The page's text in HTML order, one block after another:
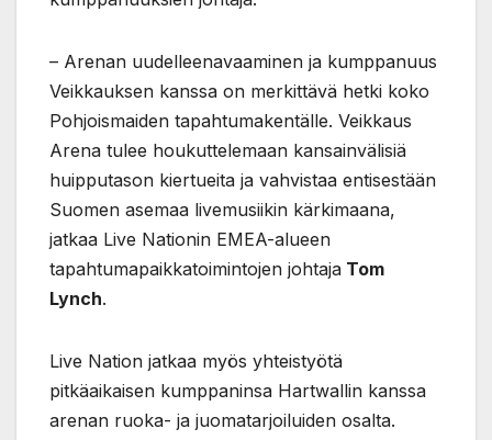
– Arenan uudelleenavaaminen ja kumppanuus
Veikkauksen kanssa on merkittävä hetki koko
Pohjoismaiden tapahtumakentälle. Veikkaus
Arena tulee houkuttelemaan kansainvälisiä
huipputason kiertueita ja vahvistaa entisestään
Suomen asemaa livemusiikin kärkimaana,
jatkaa Live Nationin EMEA-alueen
tapahtumapaikkatoimintojen johtaja Tom
Lynch.
Live Nation jatkaa myös yhteistyötä
pitkäaikaisen kumppaninsa Hartwallin kanssa
arenan ruoka- ja juomatarjoiluiden osalta.